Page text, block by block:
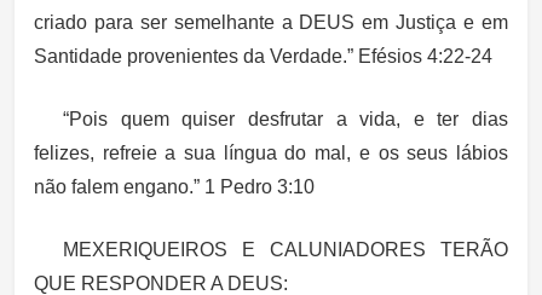
criado para ser semelhante a DEUS em Justiça e em
Santidade provenientes da Verdade.” Efésios 4:22-24
“Pois quem quiser desfrutar a vida, e ter dias
felizes, refreie a sua língua do mal, e os seus lábios
não falem engano.” 1 Pedro 3:10
MEXERIQUEIROS E CALUNIADORES TERÃO
QUE RESPONDER A DEUS: